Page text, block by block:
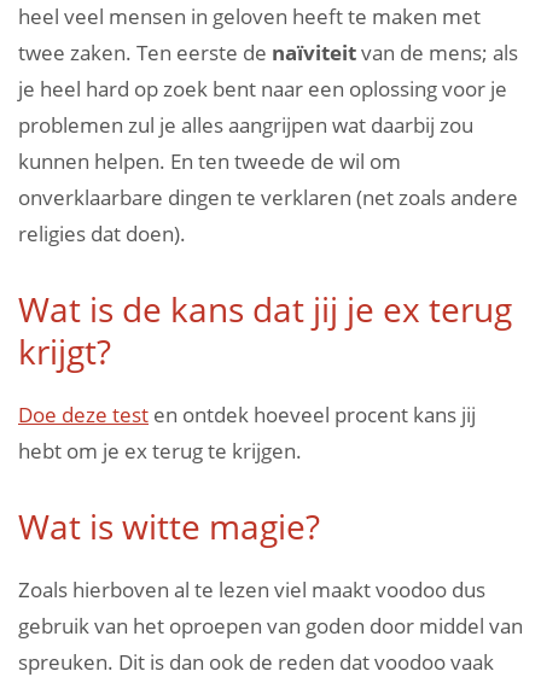
heel veel mensen in geloven heeft te maken met
twee zaken. Ten eerste de naïviteitvan de mens; als
je heel hard op zoek bent naar een oplossing voor je
problemen zul je alles aangrijpen wat daarbij zou
kunnen helpen. En ten tweede de wil om
onverklaarbare dingen te verklaren (net zoals andere
religies dat doen).
Wat is de kans dat jij je ex terug
krijgt?
Doe deze test en ontdek hoeveel procent kans jij
hebt om je ex terug te krijgen.
Wat is witte magie?
Zoals hierboven al te lezen viel maakt voodoo dus
gebruik van het oproepen van goden door middel van
spreuken. Dit is dan ook de reden dat voodoo vaak